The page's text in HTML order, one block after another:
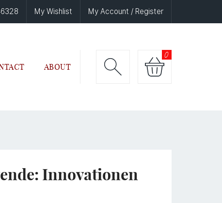
My Wishlist My Account / Register
ABOUT
0
Innovationen